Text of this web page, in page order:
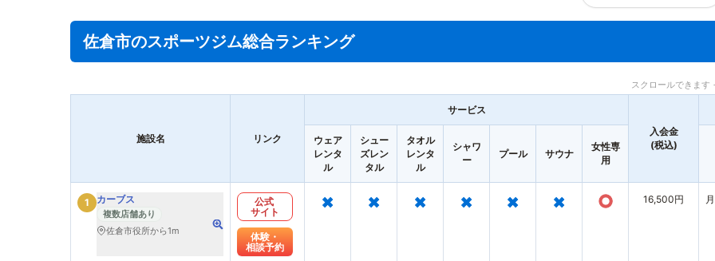
佐倉市のスポーツジム総合ランキング
スクロールできま
施設名 リンク
サービス
入会金
(税込)
ウェア
レンタ
ル
シュー
ズレン
タル
タオル
レンタ
ル
シャワ
ー
プール サウナ
女性専
用
1 カーブス
複数店舗あり
佐倉市役所から1m
公式
サイト
体験・
相談予約
× × × × × × ○ 16,500円